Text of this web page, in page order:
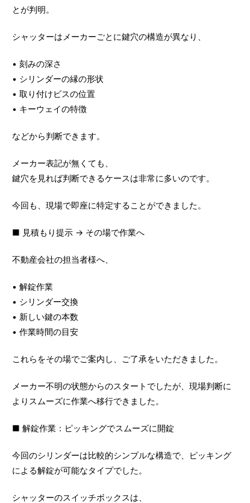
とが判明。
シャッターはメーカーごとに鍵穴の構造が異なり、
• 刻みの深さ
• シリンダーの縁の形状
• 取り付けビスの位置
• キーウェイの特徴
などから判断できます。
メーカー表記が無くても、
鍵穴を見れば判断できるケースは非常に多いのです。
今回も、現場で即座に特定することができました。
■ 見積もり提示 → その場で作業へ
不動産会社の担当者様へ、
• 解錠作業
• シリンダー交換
• 新しい鍵の本数
• 作業時間の目安
これらをその場でご案内し、ご了承をいただきました。
メーカー不明の状態からのスタートでしたが、現場判断に
よりスムーズに作業へ移行できました。
■ 解錠作業：ピッキングでスムーズに開錠
今回のシリンダーは比較的シンプルな構造で、ピッキング
による解錠が可能なタイプでした。
シャッターのスイッチボックスは、